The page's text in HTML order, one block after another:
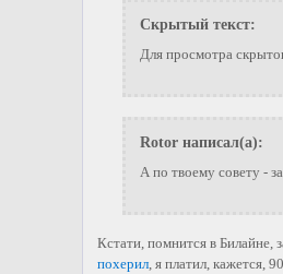
Скрытый текст:
Для просмотра
Rotor написал(а):
А по твоему совету -
Кстати, помнится в
похерил, я платил, кажется,